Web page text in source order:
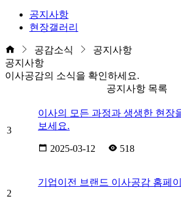
공지사항
현장갤러리
공감소식
공지사항
공지사항
이사공감의 소식을 확인하세요.
공지사항 목록
3
이사의 모든 과정과 생생한 현장
보세요.
2025-03-12 518
2
기업이전 브랜드 이사공감 홈페